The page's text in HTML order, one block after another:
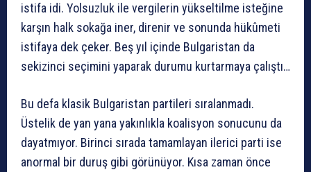
istifa idi. Yolsuzluk ile vergilerin yükseltilme isteğine
karşın halk sokağa iner, direnir ve sonunda hükûmeti
istifaya dek çeker. Beş yıl içinde Bulgaristan da
sekizinci seçimini yaparak durumu kurtarmaya çalıştı…
Bu defa klasik Bulgaristan partileri sıralanmadı.
Üstelik de yan yana yakınlıkla koalisyon sonucunu da
dayatmıyor. Birinci sırada tamamlayan ilerici parti ise
anormal bir duruş gibi görünüyor. Kısa zaman önce